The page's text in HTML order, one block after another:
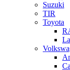
Suzuki
TIR
Toyota